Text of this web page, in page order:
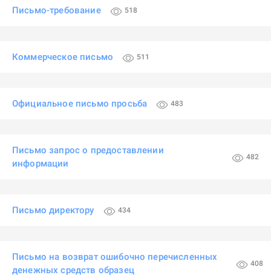
Письмо-требование 518
Коммерческое письмо 511
Официальное письмо просьба 483
Письмо запрос о предоставлении
информации
482
Письмо директору 434
Письмо на возврат ошибочно перечисленных
денежных средств образец
408